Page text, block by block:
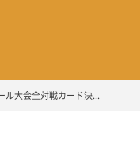
ル大会全対戦カード決...